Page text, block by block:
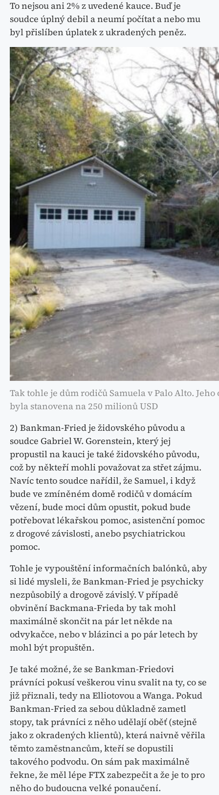
To nejsou ani 2% z uvedené kauce. Buď je
soudce úplný debil a neumí počítat a nebo mu
byl přislíben úplatek z ukradených peněz.
Tak tohle je dům rodičů Samuela v Palo Alto.
byla stanovena na 250 milionů USD
2) Bankman-Fried je židovského původu a
soudce Gabriel W. Gorenstein, který jej
propustil na kauci je také židovského původu,
což by někteří mohli považovat za střet zájmu.
Navíc tento soudce nařídil, že Samuel, i když
bude ve zmíněném domě rodičů v domácím
vězení, bude moci dům opustit, pokud bude
potřebovat lékařskou pomoc, asistenční pomoc
z drogové závislosti, anebo psychiatrickou
pomoc.
Tohle je vypouštění informačních balónků, aby
si lidé mysleli, že Bankman-Fried je psychicky
nezpůsobilý a drogově závislý. V případě
obvinění Backmana-Frieda by tak mohl
maximálně skončit na pár let někde na
odvykačce, nebo v blázinci a po pár letech by
mohl být propuštěn.
Je také možné, že se Bankman-Friedovi
právníci pokusí veškerou vinu svalit na ty, co se
již přiznali, tedy na Elliotovou a Wanga. Pokud
Bankman-Fried za sebou důkladně zametl
stopy, tak právníci z něho udělají oběť (stejně
jako z okradených klientů), která naivně věřila
těmto zaměstnancům, kteří se dopustili
takového podvodu. On sám pak maximálně
řekne, že měl lépe FTX zabezpečit a že je to pro
něho do budoucna velké ponaučení.